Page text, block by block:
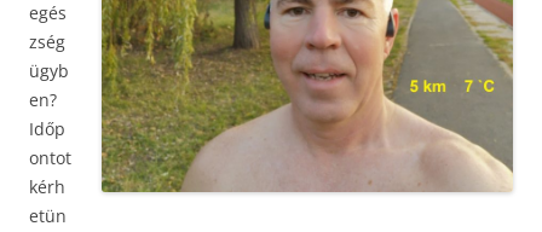
egés
zség
ügyb
en?
Időp
ontot
kérh
etün